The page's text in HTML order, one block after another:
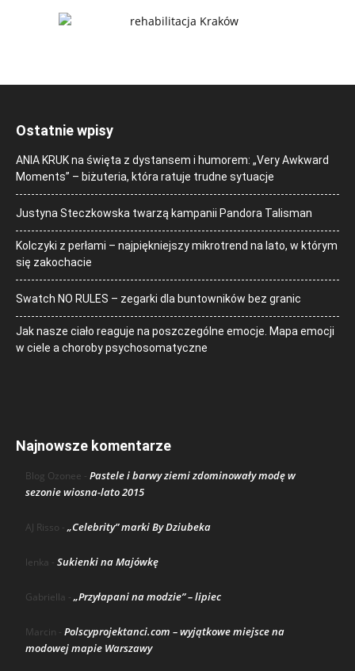
Ostatnie wpisy
ANIA KRUK na święta z dystansem i humorem: „Very Awkward
Moments” – biżuteria, która ratuje trudne sytuacje
Justyna Steczkowska twarzą kampanii Pandora Talisman
Kolczyki z perłami – najpiękniejszy mikrotrend na lato, w którym
się zakochacie
Swatch NO RULES – zegarki dla buntowników bez granic
Jak nasze ciało reaguje na poszczególne emocje. Mapa emocji
w ciele a choroby psychosomatyczne
Najnowsze komentarze
Blog Ozonee - Pastele i barwy ziemi zdominowały modę w
sezonie wiosna-lato 2015
AJ Risso - „Celebrity” marki By Dziubeka
lenka - Sukienki na Majówkę
Gabriella - „Przyłapani na modzie” – lipiec
Marcin - Polscyprojektanci.com – wyjątkowe miejsce na
modowej mapie Warszawy